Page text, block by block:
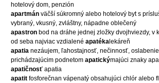
hotelový dom, penzión
apartmán väčší súkromný alebo hotelový byt s
vybraný, vkusný, zvláštny, nápadne oblečený
apastron bod na dráhe jednej zložky dvojhviezdy, v
od seba najviac vzdialené apatéka lekáreň
apatia nezáujem, ľahostajnosť, nečinnosť,
prichádzajúcim podnetom apatickýmajúci znaky
apatičnosť apatia
apatit fosforečnan vápenatý obsahujúci chlór alebo